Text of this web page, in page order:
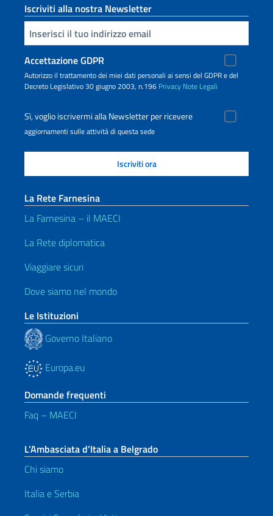
Iscriviti alla nostra Newsletter
Inserisci la tua email
Accettazione GDPR
Autorizzo il trattamento dei miei dati personali ai sensi del GDPR e del
Decreto Legislativo 30 giugno 2003, n.196 Privacy Note Legali
Sì, voglio iscrivermi alla Newsletter per ricevere
aggiornamenti sulle attività di questa sede
La Rete Farnesina
La Farnesina – il MAECI
La Rete diplomatica
Viaggiare sicuri
Dove siamo nel mondo
Le Istituzioni
Governo Italiano
Europa.eu
Domande frequenti
Faq – MAECI
L’Ambasciata d’Italia a Belgrado
Chi siamo
Italia e Serbia